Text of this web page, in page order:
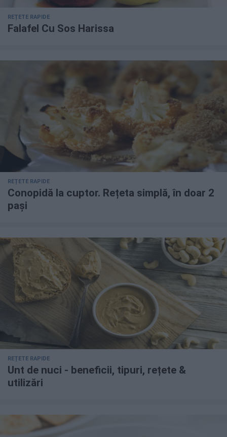
REȚETE RAPIDE
Falafel Cu Sos Harissa
REȚETE RAPIDE
Conopidă la cuptor. Rețeta simplă, în doar 2
pași
REȚETE RAPIDE
Unt de nuci - beneficii, tipuri, rețete &
utilizări